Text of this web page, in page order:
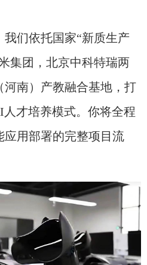
们依托国家“新质生产
集团，北京中科特瑞两
河南）产教融合基地，打
才培养模式。你将全程
用部署的完整项目流